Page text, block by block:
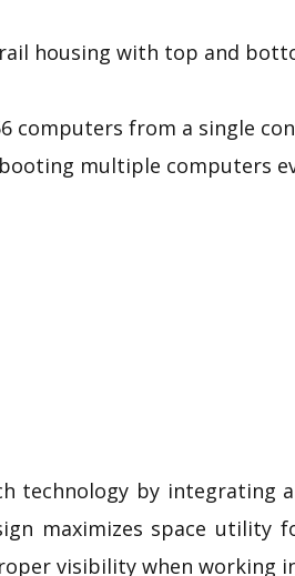
rail housing with top and
computers from a single
multiple computers
technology by integrating a
maximizes space utility
visibility when working